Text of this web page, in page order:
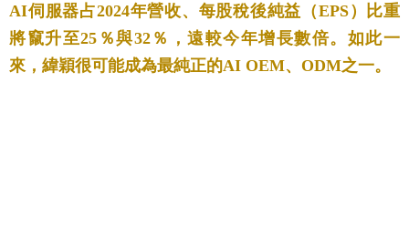
AI伺服器占2024年營收、每股稅後純益（EPS）比重
將竄升至25％與32％，遠較今年增長數倍。如此一
來，緯穎很可能成為最純正的AI OEM、ODM之一。